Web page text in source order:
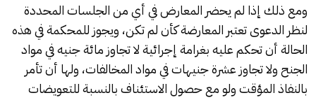
ومع ذلك إذا لم يحضر المعارض في أي من الجلسات المحددة
لنظر الدعوى تعتبر المعارضة كأن لم تكن، ويجوز للمحكمة في هذه
الحالة أن تحكم عليه بغرامة إجرائية لا تجاوز مائة جنيه في مواد
الجنح ولا تجاوز عشرة جنيهات في مواد المخالفات، ولها أن تأمر
بالنفاذ المؤقت ولو مع حصول الاستئناف بالنسبة للتعويضات